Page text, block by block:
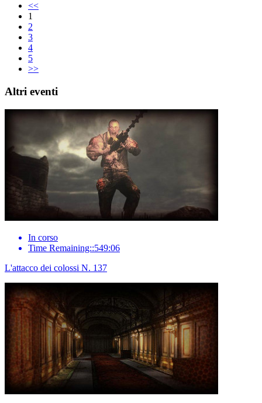
<<
1
2
3
4
5
>>
Altri eventi
In corso
Time Remaining::549:06
L'attacco dei colossi N. 137